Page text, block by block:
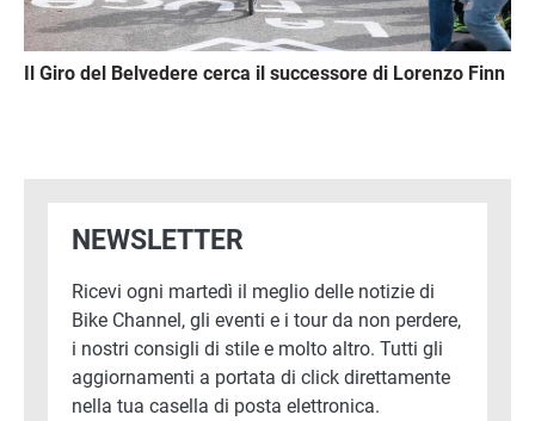
Il Giro del Belvedere cerca il successore di Lorenzo Finn
NEWSLETTER
Ricevi ogni martedì il meglio delle notizie di
Bike Channel, gli eventi e i tour da non perdere,
i nostri consigli di stile e molto altro. Tutti gli
aggiornamenti a portata di click direttamente
nella tua casella di posta elettronica.